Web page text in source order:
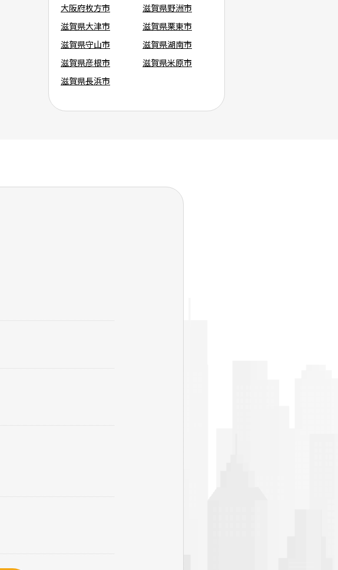
大阪府枚方市
滋賀県野洲市
滋賀県大津市
滋賀県栗東市
滋賀県守山市
滋賀県湖南市
滋賀県彦根市
滋賀県米原市
滋賀県長浜市